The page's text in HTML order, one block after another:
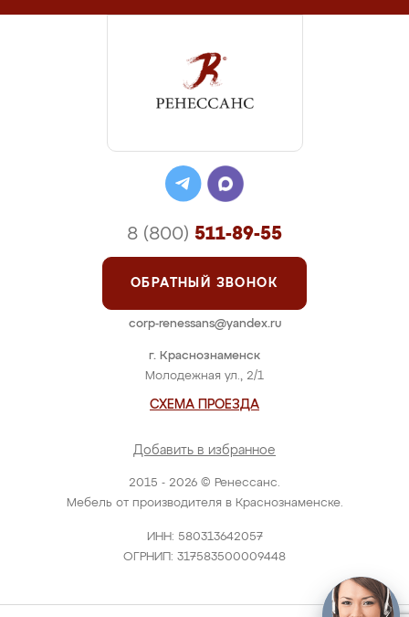
2015 - 2026 © Ренессанс.
Мебель от производителя в Краснознаменске.
ИНН: 580313642057
ОГРНИП: 317583500009448
г. Краснознаменск
Молодежная ул., 2/1
СХЕМА ПРОЕЗДА
Добавить в избранное
8 (800) 511-89-55
ОБРАТНЫЙ ЗВОНОК
corp-renessans@yandex.ru